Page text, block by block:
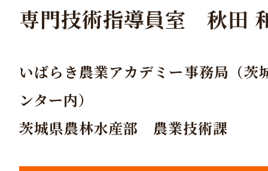
専門技術指導員室 秋田
いばらき農業アカデミー事務局（茨
ンター内）
茨城県農林水産部 農業技術課